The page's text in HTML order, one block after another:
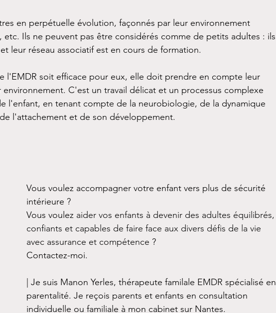
en perpétuelle évolution, façonnés par leur environnement
etc. Ils ne peuvent pas être considérés comme de petits adultes : ils
leur réseau associatif est en cours de formation.
l'EMDR soit efficace pour eux, elle doit prendre en compte leur
C'est un travail délicat et un processus complexe
l'enfant, en tenant compte de la neurobiologie, de la dynamique
l'attachement et de son développement.
Vous voulez accompagner votre enfant vers plus de sécurité
intérieure ?
Vous voulez aider vos enfants à devenir des adultes équilibrés,
confiants et capables de faire face aux divers défis de la vie
avec assurance et compétence ?
Contactez-moi.
| Je suis Manon Yerles, thérapeute familale EMDR spécialisé en
parentalité. Je reçois parents et enfants en consultation
individuelle ou familiale à mon cabinet sur Nantes.